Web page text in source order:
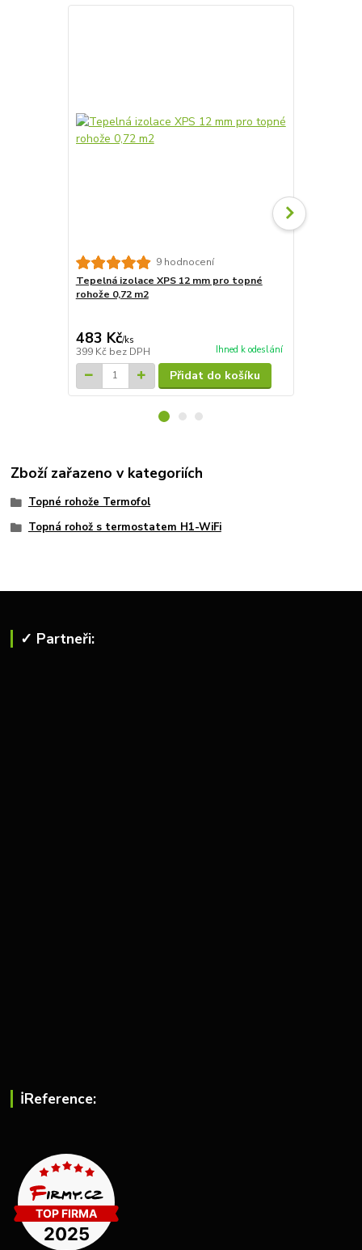
9 hodnocení
Tepelná izolace XPS 12 mm pro topné
rohože 0,72 m2
483 Kč/ks
399 Kč bez DPH Ihned k odeslání
Přidat do košíku
Zboží zařazeno v kategoriích
Topné rohože Termofol
Topná rohož s termostatem H1-WiFi
✓ Partneři:
ℹ︎Reference: